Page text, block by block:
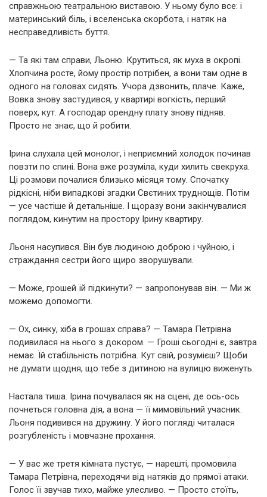
справжньою театральною виставою. У ньому було все: і
материнський біль, і вселенська скорбота, і натяк на
несправедливість буття.
— Та які там справи, Льоню. Крутиться, як муха в окропі.
Хлопчина росте, йому простір потрібен, а вони там одне в
одного на головах сидять. Учора дзвонить, плаче. Каже,
Вовка знову застудився, у квартирі вогкість, перший
поверх, кут. А господар орендну плату знову підняв.
Просто не знає, що й робити.
Ірина слухала цей монолог, і неприємний холодок починав
повзти по спині. Вона вже розуміла, куди хилить свекруха.
Ці розмови почалися близько місяця тому. Спочатку
рідкісні, ніби випадкові згадки Свєтиних труднощів. Потім
— усе частіше й детальніше. І щоразу вони закінчувалися
поглядом, кинутим на простору Ірину квартиру.
Льоня насупився. Він був людиною доброю і чуйною, і
страждання сестри його щиро зворушували.
— Може, грошей їй підкинути? — запропонував він. — Ми ж
можемо допомогти.
— Ох, синку, хіба в грошах справа? — Тамара Петрівна
подивилася на нього з докором. — Гроші сьогодні є, завтра
немає. Їй стабільність потрібна. Кут свій, розумієш? Щоби
не думати щодня, що тебе з дитиною на вулицю виженуть.
Настала тиша. Ірина почувалася як на сцені, де ось-ось
почнеться головна дія, а вона — її мимовільний учасник.
Льоня подивився на дружину. У його погляді читалася
розгубленість і мовчазне прохання.
— У вас же третя кімната пустує, — нарешті, промовила
Тамара Петрівна, переходячи від натяків до прямої атаки.
Голос її звучав тихо, майже улесливо. — Просто стоїть,